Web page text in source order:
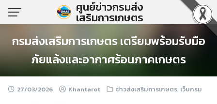
Skip
ศูนย์ข่าวกรมส่ง
เสริมการเกษตร
กรมส่งเสริมการเกษตร เตรียมพร้อมรับมือ
ภัยแล้งและอากาศร้อนภาคเกษตร
27/03/2026 Khantarot ข่าวส่งเสริมการเกษตร, เว็บกรม